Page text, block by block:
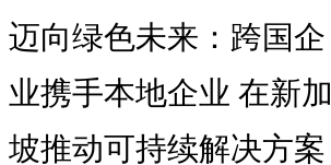
迈向绿色未来：跨国企
业携手本地企业 在新加
坡推动可持续解决方案